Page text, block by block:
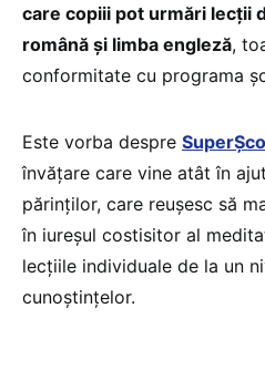
care copiii pot urmări lecții
română și limba engleză,
conformitate cu programa
Este vorba despre
învățare care vine atât în
părinților, care reușesc să
în iureșul costisitor al
lecțiile individuale de la un
cunoștințelor.